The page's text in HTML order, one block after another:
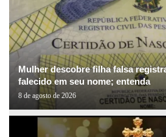
Mulher descobre filha falsa
falecido em seu nome; entenda
8 de agosto de 2026